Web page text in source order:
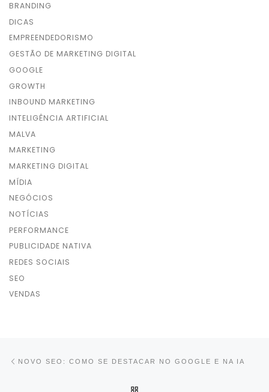
BRANDING
DICAS
EMPREENDEDORISMO
GESTÃO DE MARKETING DIGITAL
GOOGLE
GROWTH
INBOUND MARKETING
INTELIGÊNCIA ARTIFICIAL
MALVA
MARKETING
MARKETING DIGITAL
MÍDIA
NEGÓCIOS
NOTÍCIAS
PERFORMANCE
PUBLICIDADE NATIVA
REDES SOCIAIS
SEO
VENDAS
Post navigation
NOVO SEO: COMO SE DESTACAR NO GOOGLE E NA IA